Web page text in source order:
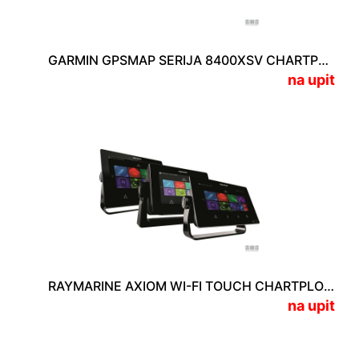
GARMIN GPSMAP SERIJA 8400XSV CHARTPLOTTER/FISHFINDER
na upit
RAYMARINE AXIOM WI-FI TOUCH CHARTPLOTTER
na upit